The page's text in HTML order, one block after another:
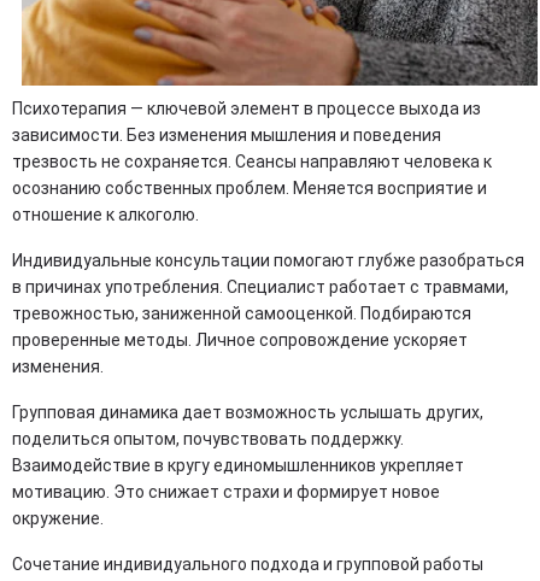
Психотерапия — ключевой элемент в процессе выхода из
зависимости. Без изменения мышления и поведения
трезвость не сохраняется. Сеансы направляют человека к
осознанию собственных проблем. Меняется восприятие и
отношение к алкоголю.
Индивидуальные консультации помогают глубже разобраться
в причинах употребления. Специалист работает с травмами,
тревожностью, заниженной самооценкой. Подбираются
проверенные методы. Личное сопровождение ускоряет
изменения.
Групповая динамика дает возможность услышать других,
поделиться опытом, почувствовать поддержку.
Взаимодействие в кругу единомышленников укрепляет
мотивацию. Это снижает страхи и формирует новое
окружение.
Сочетание индивидуального подхода и групповой работы